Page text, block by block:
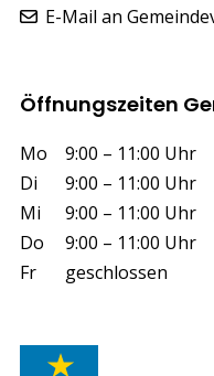
E-Mail an
Öffnungszeiten
Wochentag Vormittag
Mo 9:00 – 11:00 Uhr
Di
9:00 – 11:00 Uhr
Mi
9:00 – 11:00 Uhr
Do
9:00 – 11:00 Uhr
Fr
geschlossen